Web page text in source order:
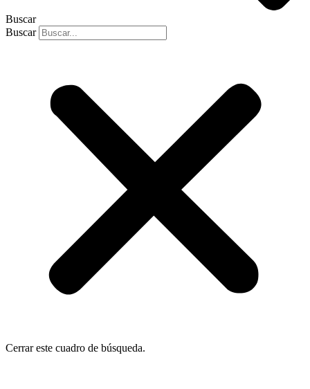
Buscar
Buscar
Cerrar este cuadro de búsqueda.